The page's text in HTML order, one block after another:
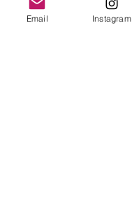
Email Instagram